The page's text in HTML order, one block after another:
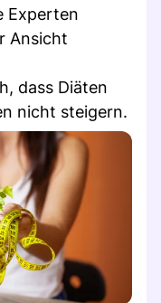
Experten
Ansicht
dass Diäten
nicht steigern.